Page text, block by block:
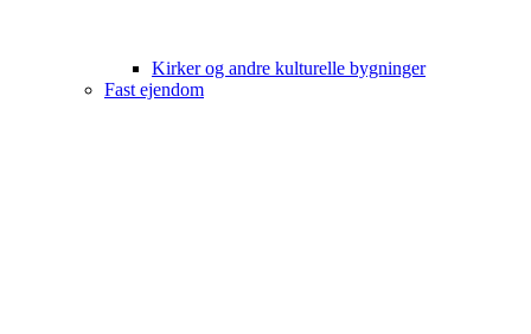
Kirker og andre kulturelle bygninger
Fast ejendom